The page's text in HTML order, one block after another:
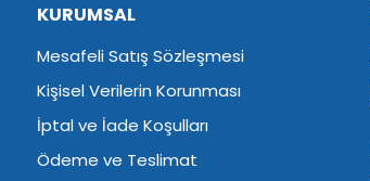
KURUMSAL
Mesafeli Satış Sözleşmesi
Kişisel Verilerin Korunması
İptal ve İade Koşulları
Ödeme ve Teslimat